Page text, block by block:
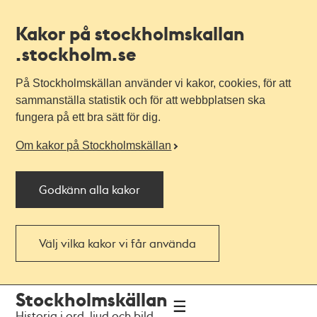
Kakor på stockholmskallan
.stockholm.se
På Stockholmskällan använder vi kakor, cookies, för att
sammanställa statistik och för att webbplatsen ska
fungera på ett bra sätt för dig.
Om kakor på Stockholmskällan
Godkänn alla kakor
Välj vilka kakor vi får använda
navigationen
huvudinnehållet
Stockholmskällan